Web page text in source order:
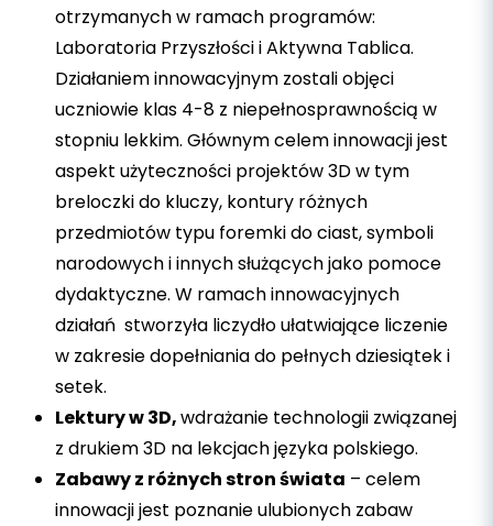
otrzymanych w ramach programów:
Laboratoria Przyszłości i Aktywna Tablica.
Działaniem innowacyjnym zostali objęci
uczniowie klas 4-8 z niepełnosprawnością w
stopniu lekkim. Głównym celem innowacji jest
aspekt użyteczności projektów 3D w tym
breloczki do kluczy, kontury różnych
przedmiotów typu foremki do ciast, symboli
narodowych i innych służących jako pomoce
dydaktyczne. W ramach innowacyjnych
działań stworzyła liczydło ułatwiające liczenie
w zakresie dopełniania do pełnych dziesiątek i
setek.
Lektury w 3D,wdrażanie technologii związanej
z drukiem 3D na lekcjach języka polskiego.
Zabawy z różnych stron świata – celem
innowacji jest poznanie ulubionych zabaw